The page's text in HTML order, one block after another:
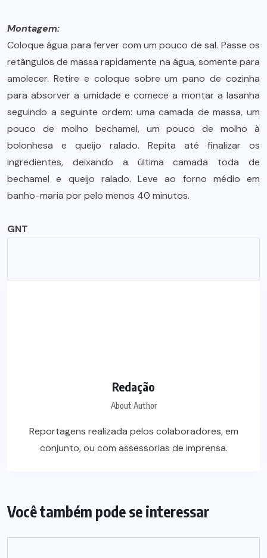
Montagem:
Coloque água para ferver com um pouco de sal. Passe os
retângulos de massa rapidamente na água, somente para
amolecer. Retire e coloque sobre um pano de cozinha
para absorver a umidade e comece a montar a lasanha
seguindo a seguinte ordem: uma camada de massa, um
pouco de molho bechamel, um pouco de molho à
bolonhesa e queijo ralado. Repita até finalizar os
ingredientes, deixando a última camada toda de
bechamel e queijo ralado. Leve ao forno médio em
banho-maria por pelo menos 40 minutos.
GNT
Redação
About Author
Reportagens realizada pelos colaboradores, em
conjunto, ou com assessorias de imprensa.
Você também pode se interessar